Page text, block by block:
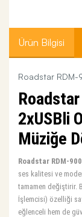
Ürün Bilgisi
Roadstar
2xUSBli
Müziğe
Roadstar RDM-
ses kalitesi ve
tamamen değiştirir.
İşlemcisi) özelliği
eğlenceli hem de